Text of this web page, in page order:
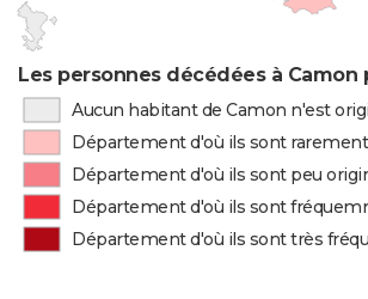
Les personnes décédées à Camon
Aucun habitant de Camon n'est
Département d'où ils sont
Département d'où ils sont peu
Département d'où ils sont
Département d'où ils sont très